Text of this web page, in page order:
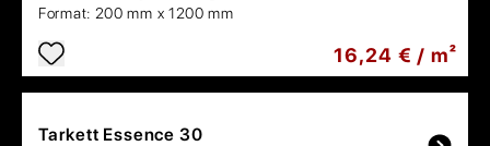
Format: 200 mm x 1200 mm
16,24 € / m²
Tarkett Essence 30